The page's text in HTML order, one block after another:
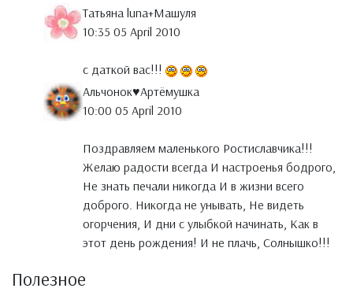
Татьяна luna+Maшуля
10:35 05 April 2010
с даткой вас!!!
Альчонок♥Артёмушка
10:00 05 April 2010
Поздравляем маленького Ростиславчика!!!
Желаю радости всегда И настроенья бодрого,
Не знать печали никогда И в жизни всего
доброго. Никогда не унывать, Не видеть
огорчения, И дни с улыбкой начинать, Как в
этот день рождения! И не плачь, Солнышко!!!
Полезное